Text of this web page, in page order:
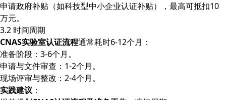
申请政府补贴（如科技型中小企业认证补贴），最高可抵扣10
万元。
3.2 时间周期
CNAS实验室认证流程通常耗时6-12个月：
准备阶段：3-6个月。
申请与文件审查：1-2个月。
现场评审与整改：2-4个月。
实践建议 ：